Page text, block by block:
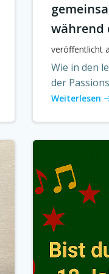
während
veröffentlicht
Wie in den
der
Weiterlesen